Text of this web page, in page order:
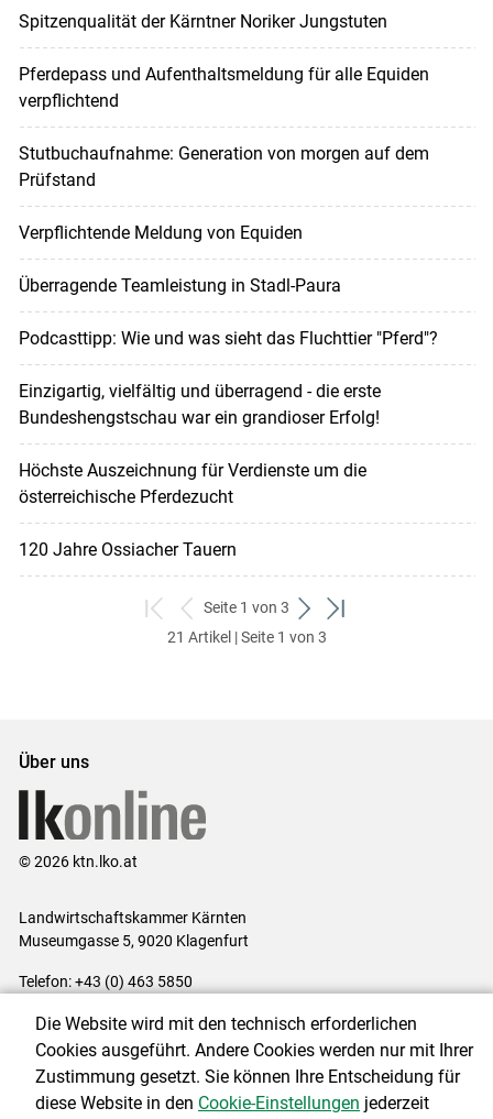
Spitzenqualität der Kärntner Noriker Jungstuten
Pferdepass und Aufenthaltsmeldung für alle Equiden
verpflichtend
Stutbuchaufnahme: Generation von morgen auf dem
Prüfstand
Verpflichtende Meldung von Equiden
Überragende Teamleistung in Stadl-Paura
Podcasttipp: Wie und was sieht das Fluchttier "Pferd"?
Einzigartig, vielfältig und überragend - die erste
Bundeshengstschau war ein grandioser Erfolg!
Höchste Auszeichnung für Verdienste um die
österreichische Pferdezucht
120 Jahre Ossiacher Tauern
zum
ersten
zurück
zum
Seite 1 von 3
weiter
zum
zum
21 Artikel | Seite 1 von 3
Über uns
© 2026 ktn.lko.at
Landwirtschaftskammer Kärnten
Museumgasse 5, 9020 Klagenfurt
Telefon: +43 (0) 463 5850
Impressum|Kontakt|Datenschutzerklärung|Barrierefreiheit|
Cookie-Einstellungen
Die Website wird mit den technisch erforderlichen
Cookies ausgeführt. Andere Cookies werden nur mit Ihrer
Zustimmung gesetzt. Sie können Ihre Entscheidung für
diese Website in den Cookie-Einstellungen jederzeit